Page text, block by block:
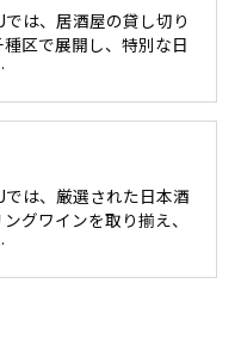
では、居酒屋の貸し切り
区で展開し、特別な日
では、厳選された日本酒
グワインを取り揃え、